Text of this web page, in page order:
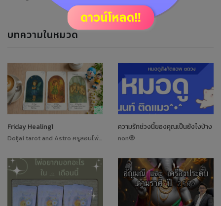
บทความในหมวด
Friday Healing1
Doljai tarot and Astro ครูสอนไพ่ทาโรต์
ความรักช่วงนี้ของคุณเป็นยังไงบ้าง
non🧿